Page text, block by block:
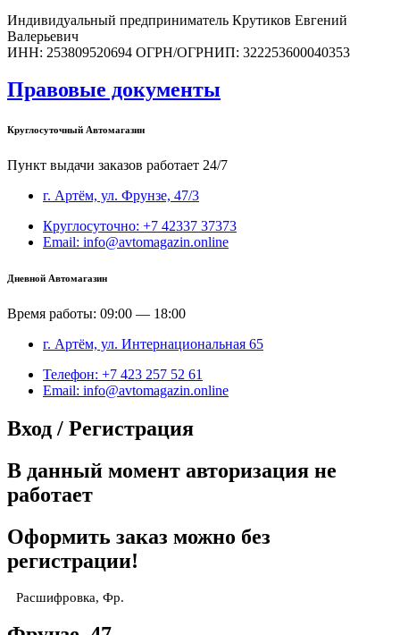
Индивидуальный предприниматель Крутиков Евгений
Валерьевич
ИНН: 253809520694 ОГРН/ОГРНИП: 322253600040353
Правовые документы
Круглосуточный Автомагазин
Пункт выдачи заказов работает 24/7
г. Артём, ул. Фрунзе, 47/3
Круглосуточно: +7 42337 37373
Email: info@avtomagazin.online
Дневной Автомагазин
Время работы: 09:00 — 18:00
г. Артём, ул. Интернациональная 65
Телефон: +7 423 257 52 61
Email: info@avtomagazin.online
Вход / Регистрация
В данный момент авторизация не
работает
Оформить заказ можно без
регистрации!
Расшифровка, Фр.